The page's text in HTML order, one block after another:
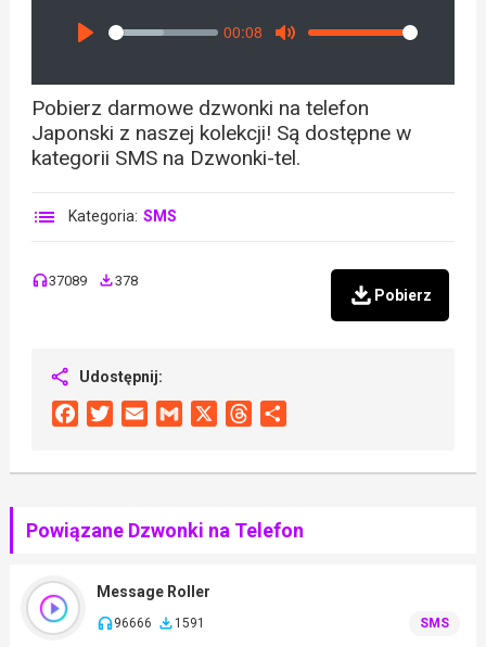
Seek
00:08
Volume
Pobierz darmowe dzwonki na telefon
Japonski z naszej kolekcji! Są dostępne w
kategorii SMS na Dzwonki-tel.
Kategoria: SMS
37089 378
Pobierz
Udostępnij:
FacebookTwitterEmail Gmail Threads
Powiązane Dzwonki na Telefon
Message Roller
96666 1591 SMS